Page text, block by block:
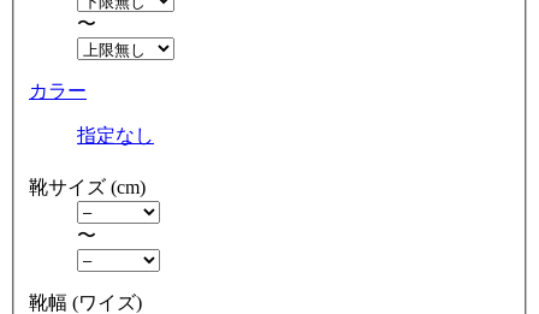
〜
カラー
指定なし
靴サイズ (cm)
〜
靴幅 (ワイズ)